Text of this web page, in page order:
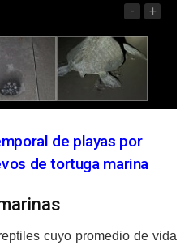
- +
de playas por
de tortuga marina
cuyo promedio de vida